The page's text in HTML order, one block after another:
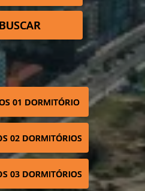
BUSCAR
01 DORMITÓRIO
02 DORMITÓRIOS
03 DORMITÓRIOS